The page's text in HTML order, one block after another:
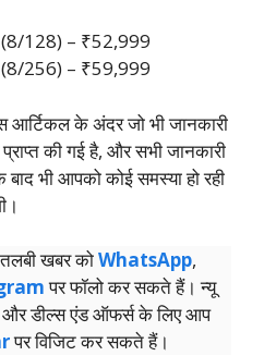
128) – ₹52,999
256) – ₹59,999
इस आर्टिकल के अंदर जो भी जानकारी
की गई है, और सभी जानकारी
भी आपको कोई समस्या हो रही
खबर कोWhatsApp,
पर फॉलो कर सकते हैं। न्‍यू
और डील्‍स एंड ऑफर्स के लिए आप
पर विजिट कर सकते हैं।